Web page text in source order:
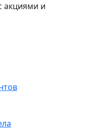
акциями и